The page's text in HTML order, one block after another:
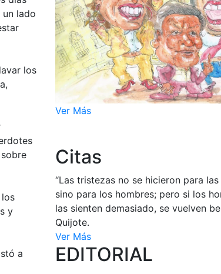
lado
los
y
a
Ver Más
Citas
“Las tristezas no se hicieron para las
sino para los hombres; pero si los
las sienten demasiado, se vuelven
Quijote.
Ver Más
EDITORIAL